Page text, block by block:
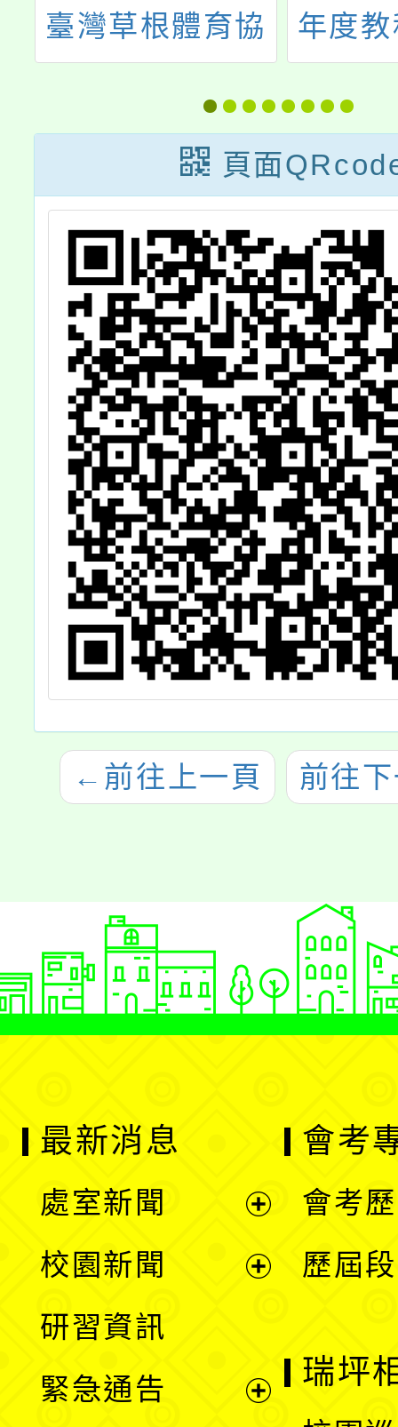
臺灣草根體育協
會辦理「2024草
根送桃園場」
年度
頁面
← 前往上一頁 前往
最新消息
處室新聞
單
校園新聞
選
研習資訊
緊急通告
會考
會考
歷屆
瑞坪